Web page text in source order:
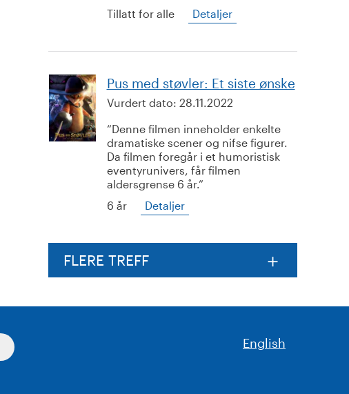
Tillatt for alle
Detaljer
Pus med støvler: Et siste ønske
Vurdert dato: 28.11.2022
Denne filmen inneholder enkelte
dramatiske scener og nifse figurer.
Da filmen foregår i et humoristisk
eventyrunivers, får filmen
aldersgrense 6 år.
6 år
Detaljer
FLERE TREFF
English